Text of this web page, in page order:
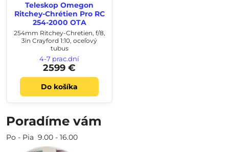
Teleskop Omegon
Ritchey-Chrétien Pro RC
254-2000 OTA
254mm Ritchey-Chretien, f/8,
3in Crayford 1:10, oceľový
tubus
4-7 prac.dní
2599 €
Do košíka
Poradíme vám
Po - Pia 9.00 - 16.00